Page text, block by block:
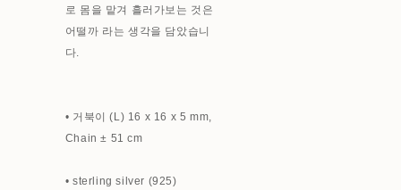
로 몸을 맡겨 흘러가보는 것은
어떨까 라는 생각을 담았습니
다.
• 거북이 (L) 16 x 16 x 5 mm,
Chain ± 51 cm
• sterling silver (925)